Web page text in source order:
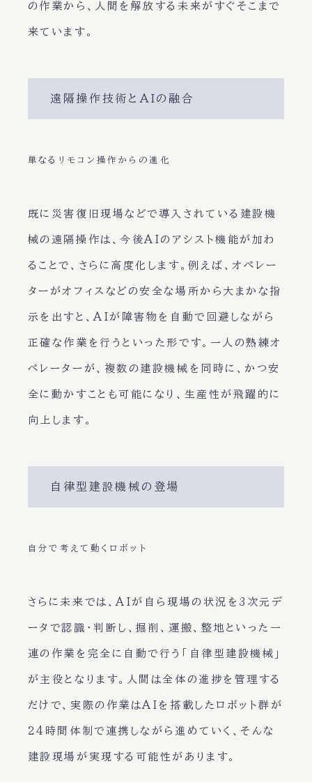
の作業から、人間を解放する未来がすぐそこまで
来ています。
遠隔操作技術とAIの融合
単なるリモコン操作からの進化
既に災害復旧現場などで導入されている建設機
械の遠隔操作は、今後AIのアシスト機能が加わ
ることで、さらに高度化します。例えば、オペレー
ターがオフィスなどの安全な場所から大まかな指
示を出すと、AIが障害物を自動で回避しながら
正確な作業を行うといった形です。一人の熟練オ
ペレーターが、複数の建設機械を同時に、かつ安
全に動かすことも可能になり、生産性が飛躍的に
向上します。
自律型建設機械の登場
自分で考えて動くロボット
さらに未来では、AIが自ら現場の状況を3次元デ
ータで認識・判断し、掘削、運搬、整地といった一
連の作業を完全に自動で行う「自律型建設機械」
が主役となります。人間は全体の進捗を管理する
だけで、実際の作業はAIを搭載したロボット群が
24時間体制で連携しながら進めていく、そんな
建設現場が実現する可能性があります。